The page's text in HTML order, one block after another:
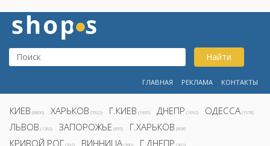
Найти
ГЛАВНАЯ РЕКЛАМА КОНТАКТЫ
КИЕВ (8800) ХАРЬКОВ (5922) Г.КИЕВ (1995) ДНЕПР (1692) ОДЕССА (1578)
ЛЬВОВ (1282) ЗАПОРОЖЬЕ (855) Г.ХАРЬКОВ (808)
КРИВОЙ РОГ ВИННИЦА Г.ДНЕПР ...